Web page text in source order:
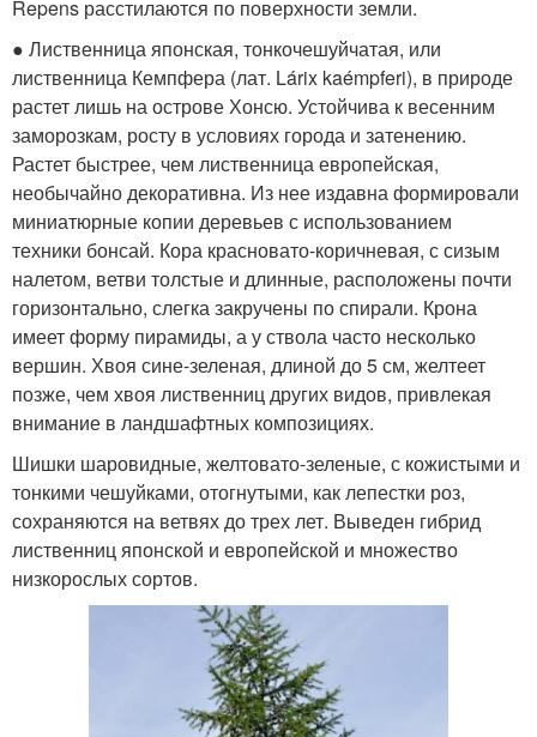
Repens расстилаются по поверхности земли.
● Лиственница японская, тонкочешуйчатая, или
лиственница Кемпфера (лат. Lárix kaémpferi), в природе
растет лишь на острове Хонсю. Устойчива к весенним
заморозкам, росту в условиях города и затенению.
Растет быстрее, чем лиственница европейская,
необычайно декоративна. Из нее издавна формировали
миниатюрные копии деревьев с использованием
техники бонсай. Кора красновато-коричневая, с сизым
налетом, ветви толстые и длинные, расположены почти
горизонтально, слегка закручены по спирали. Крона
имеет форму пирамиды, а у ствола часто несколько
вершин. Хвоя сине-зеленая, длиной до 5 см, желтеет
позже, чем хвоя лиственниц других видов, привлекая
внимание в ландшафтных композициях.
Шишки шаровидные, желтовато-зеленые, с кожистыми и
тонкими чешуйками, отогнутыми, как лепестки роз,
сохраняются на ветвях до трех лет. Выведен гибрид
лиственниц японской и европейской и множество
низкорослых сортов.